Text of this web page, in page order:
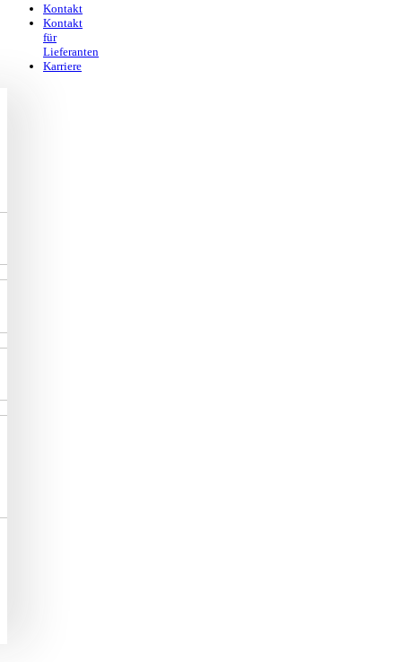
Kontakt
Kontakt
für
Lieferanten
Karriere